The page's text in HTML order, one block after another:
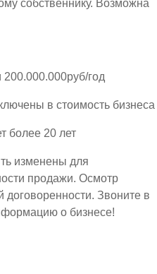
собственнику. Возможна
год
в стоимость бизнеса
более 20 лет
изменены для
продажи. Осмотр
Звоните в
о бизнесе!